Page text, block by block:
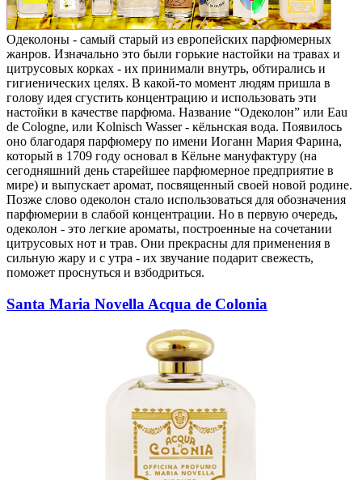
Одеколоны - самый старый из европейских парфюмерных
жанров. Изначально это были горькие настойки на травах и
цитрусовых корках - их принимали внутрь, обтирались и
гигиенических целях. В какой-то момент людям пришла в
голову идея сгустить концентрацию и использовать эти
настойки в качестве парфюма. Название “Одеколон” или Eau
de Cologne, или Kolnisch Wasser - кёльнская вода. Появилось
оно благодаря парфюмеру по имени Иоганн Мария Фарина,
который в 1709 году основал в Кёльне мануфактуру (на
сегодняшний день старейшее парфюмерное предприятие в
мире) и выпускает аромат, посвященный своей новой родине.
Позже слово одеколон стало использоваться для обозначения
парфюмерии в слабой концентрации. Но в первую очередь,
одеколон - это легкие ароматы, построенные на сочетании
цитрусовых нот и трав. Они прекрасны для применения в
сильную жару и с утра - их звучание подарит свежесть,
поможет проснуться и взбодриться.
Santa Maria Novella Acqua de Colonia